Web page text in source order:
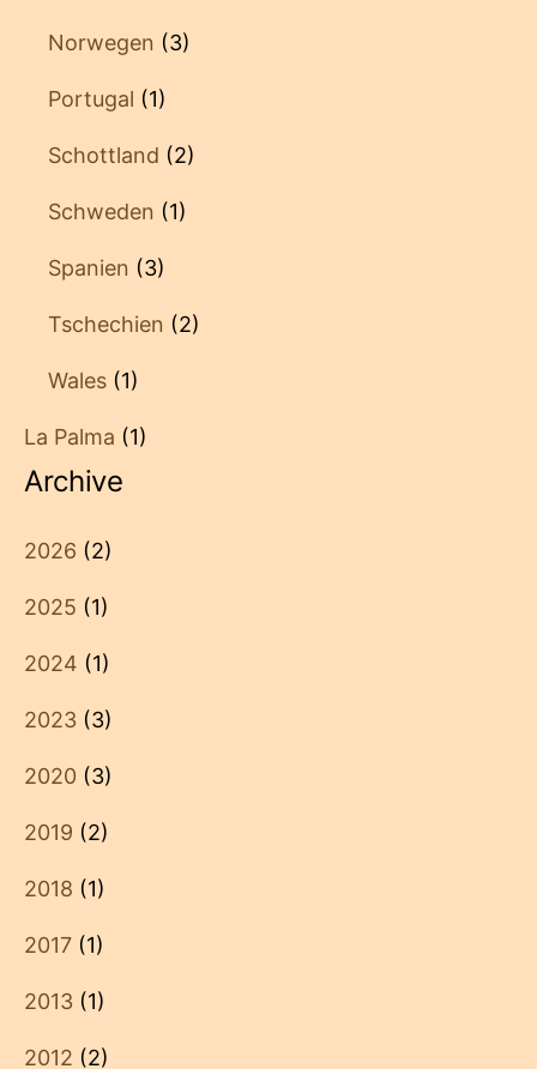
Norwegen (3)
Portugal (1)
Schottland (2)
Schweden (1)
Spanien (3)
Tschechien (2)
Wales (1)
La Palma (1)
Archive
2026 (2)
2025 (1)
2024 (1)
2023 (3)
2020 (3)
2019 (2)
2018 (1)
2017 (1)
2013 (1)
2012 (2)